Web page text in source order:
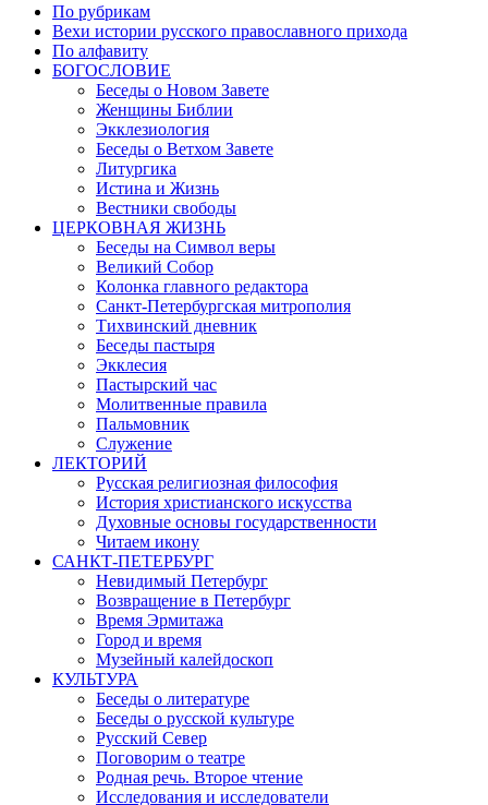
По рубрикам
Вехи истории русского православного прихода
По алфавиту
БОГОСЛОВИЕ
Беседы о Новом Завете
Женщины Библии
Экклезиология
Беседы о Ветхом Завете
Литургика
Истина и Жизнь
Вестники свободы
ЦЕРКОВНАЯ ЖИЗНЬ
Беседы на Символ веры
Великий Собор
Колонка главного редактора
Санкт-Петербургская митрополия
Тихвинский дневник
Беседы пастыря
Экклесия
Пастырский час
Молитвенные правила
Пальмовник
Служение
ЛЕКТОРИЙ
Русская религиозная философия
История христианского искусства
Духовные основы государственности
Читаем икону
САНКТ-ПЕТЕРБУРГ
Невидимый Петербург
Возвращение в Петербург
Время Эрмитажа
Город и время
Музейный калейдоскоп
КУЛЬТУРА
Беседы о литературе
Беседы о русской культуре
Русский Север
Поговорим о театре
Родная речь. Второе чтение
Исследования и исследователи